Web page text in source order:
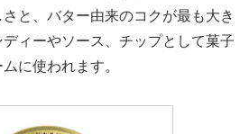
さと、バター由来のコクが最も大き
ィーやソース、チップとして菓子
に使われます。